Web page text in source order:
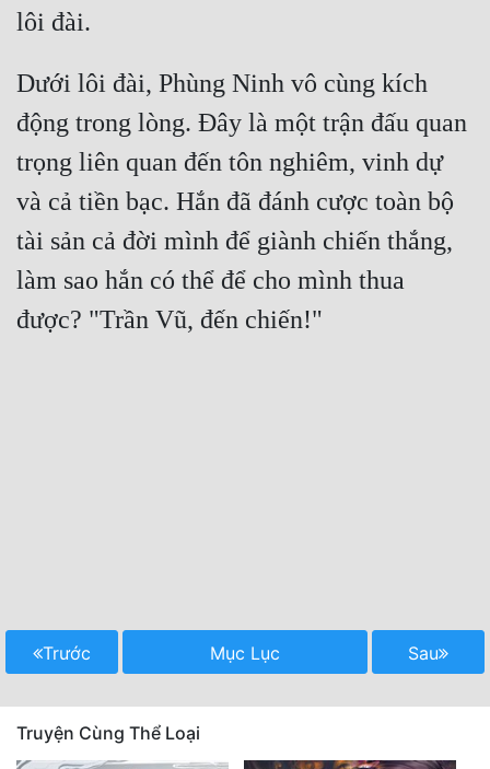
Dưới lôi đài, Phùng Ninh vô cùng kích
động trong lòng. Đây là một trận đấu quan
trọng liên quan đến tôn nghiêm, vinh dự
và cả tiền bạc. Hắn đã đánh cược toàn bộ
tài sản cả đời mình để giành chiến thắng,
làm sao hắn có thể để cho mình thua
Trước Mục Lục Sau
Truyện Cùng Thể Loại